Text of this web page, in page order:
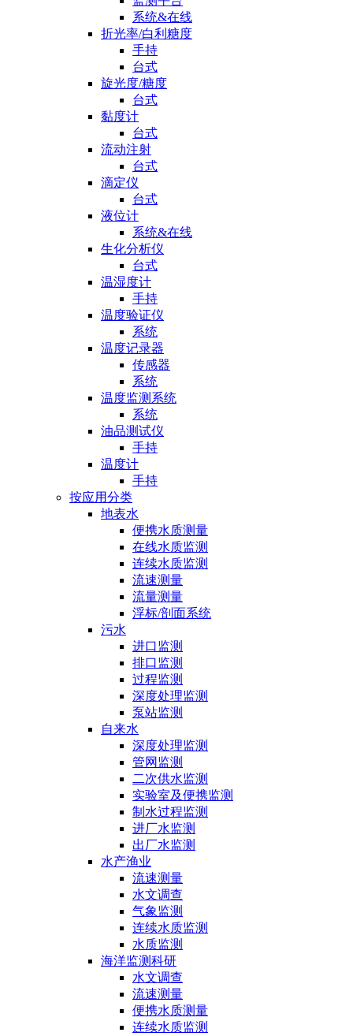
系统&在线
折光率/白利糖度
手持
台式
旋光度/糖度
台式
黏度计
台式
流动注射
台式
滴定仪
台式
液位计
系统&在线
生化分析仪
台式
温湿度计
手持
温度验证仪
系统
温度记录器
传感器
系统
温度监测系统
系统
油品测试仪
手持
温度计
手持
按应用分类
地表水
便携水质测量
在线水质监测
连续水质监测
流速测量
流量测量
浮标/剖面系统
污水
进口监测
排口监测
过程监测
深度处理监测
泵站监测
自来水
深度处理监测
管网监测
二次供水监测
实验室及便携监测
制水过程监测
进厂水监测
出厂水监测
水产渔业
流速测量
水文调查
气象监测
连续水质监测
水质监测
海洋监测科研
水文调查
流速测量
便携水质测量
连续水质监测